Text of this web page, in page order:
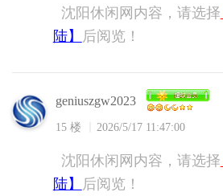
沈阳休闲网内容，请选择
陆】
后阅览！
geniuszgw2023
15 楼 2026/5/17 11:47:00
沈阳休闲网内容，请选择
陆】
后阅览！